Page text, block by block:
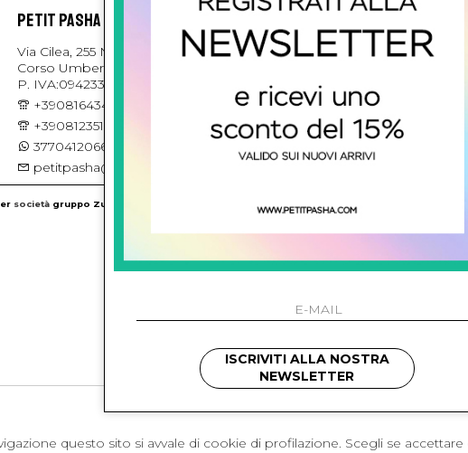
PETIT PASHA
Via Cilea, 255 Napoli
Corso Umberto I 301 Napoli - Italia
P. IVA:09423341214
+39081643421
+390812351280
3770412066 , 3397314295
petitpasha@hotmail.it
L'azienda
Contatti
Pagamenti
Spedizione
società gruppo Zucchetti
ISCRIVITI ALLA NOSTRA
NEWSLETTER
questo sito si avvale di cookie di profilazione. Scegli se